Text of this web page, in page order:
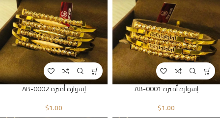
إسوارة أميرة AB-0001
$1.00
إسوارة أميرة AB-0002
$1.00